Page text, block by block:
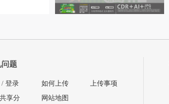
题
/ 登录
享分
如何上传
网站地图
上传事项